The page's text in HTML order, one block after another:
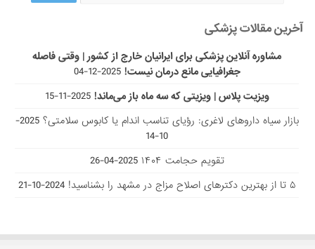
آخرین مقالات پزشکی
مشاوره آنلاین پزشکی برای ایرانیان خارج از کشور | وقتی فاصله
جغرافیایی مانع درمان نیست! 2025-12-04
ویزیت پلاس | ویزیتی که سه ماه باز می‌ماند! 2025-11-15
بازار سیاه داروهای لاغری: رؤیای تناسب اندام یا کابوس سلامتی؟
2025-
10-14
تقویم حجامت ۱۴۰۴
2025-04-26
۵ تا از بهترین دکتر‌های اصلاح مزاج در مشهد را بشناسید!
2024-10-21